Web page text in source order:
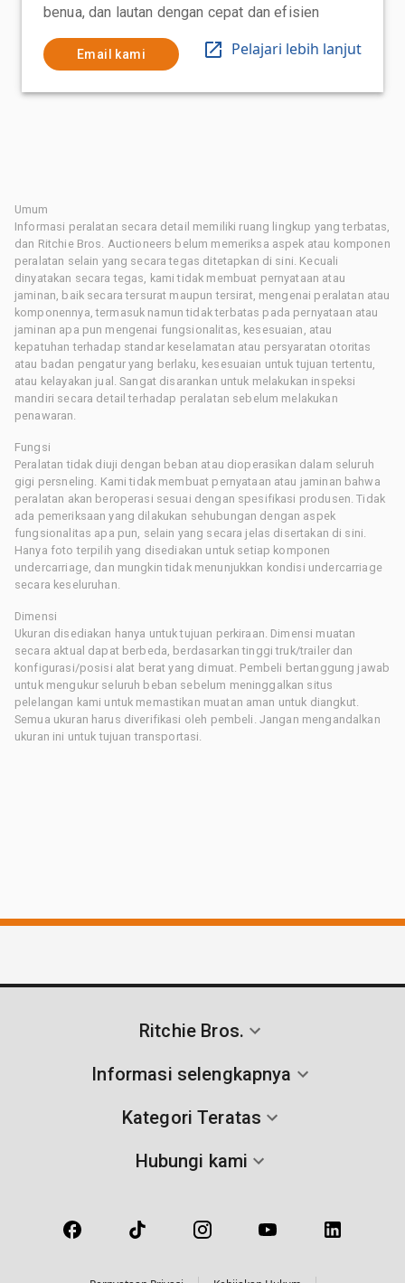
benua, dan lautan dengan cepat dan efisien
Email kami Pelajari lebih lanjut
Umum
Informasi peralatan secara detail memiliki ruang lingkup yang terbatas,
dan Ritchie Bros. Auctioneers belum memeriksa aspek atau komponen
peralatan selain yang secara tegas ditetapkan di sini. Kecuali
dinyatakan secara tegas, kami tidak membuat pernyataan atau
jaminan, baik secara tersurat maupun tersirat, mengenai peralatan atau
komponennya, termasuk namun tidak terbatas pada pernyataan atau
jaminan apa pun mengenai fungsionalitas, kesesuaian, atau
kepatuhan terhadap standar keselamatan atau persyaratan otoritas
atau badan pengatur yang berlaku, kesesuaian untuk tujuan tertentu,
atau kelayakan jual. Sangat disarankan untuk melakukan inspeksi
mandiri secara detail terhadap peralatan sebelum melakukan
penawaran.
Fungsi
Peralatan tidak diuji dengan beban atau dioperasikan dalam seluruh
gigi persneling. Kami tidak membuat pernyataan atau jaminan bahwa
peralatan akan beroperasi sesuai dengan spesifikasi produsen. Tidak
ada pemeriksaan yang dilakukan sehubungan dengan aspek
fungsionalitas apa pun, selain yang secara jelas disertakan di sini.
Hanya foto terpilih yang disediakan untuk setiap komponen
undercarriage, dan mungkin tidak menunjukkan kondisi undercarriage
secara keseluruhan.
Dimensi
Ukuran disediakan hanya untuk tujuan perkiraan. Dimensi muatan
secara aktual dapat berbeda, berdasarkan tinggi truk/trailer dan
konfigurasi/posisi alat berat yang dimuat. Pembeli bertanggung jawab
untuk mengukur seluruh beban sebelum meninggalkan situs
pelelangan kami untuk memastikan muatan aman untuk diangkut.
Semua ukuran harus diverifikasi oleh pembeli. Jangan mengandalkan
ukuran ini untuk tujuan transportasi.
Ritchie Bros.
Informasi selengkapnya
Kategori Teratas
Hubungi kami